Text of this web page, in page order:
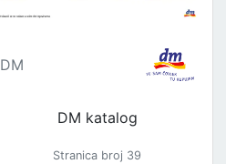
DM
DM katalog
Stranica broj 39